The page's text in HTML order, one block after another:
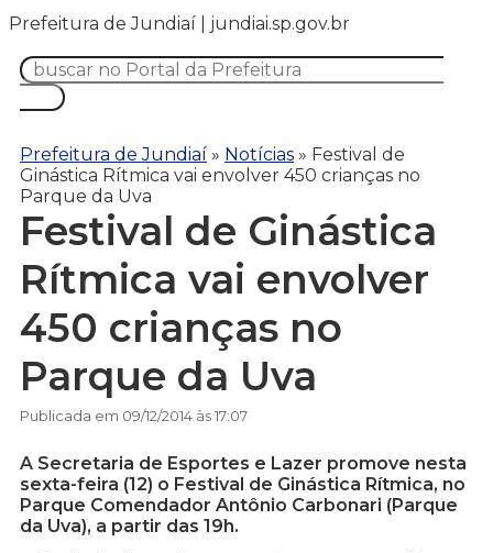
Prefeitura de Jundiaí | jundiai.sp.gov.br
Prefeitura de Jundiaí » Notícias » Festival de
Ginástica Rítmica vai envolver 450 crianças no
Parque da Uva
Festival de Ginástica
Rítmica vai envolver
450 crianças no
Parque da Uva
Publicada em 09/12/2014 às 17:07
A Secretaria de Esportes e Lazer promove nesta
sexta-feira (12) o Festival de Ginástica Rítmica, no
Parque Comendador Antônio Carbonari (Parque
da Uva), a partir das 19h.